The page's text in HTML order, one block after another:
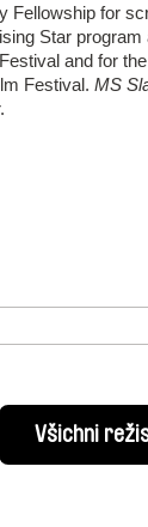
Fellowship for
Star program
and for
Festival. MS
Všichni